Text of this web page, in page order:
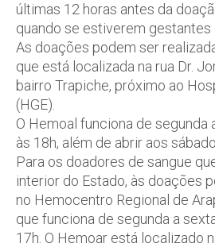
últimas 12 horas antes da
quando se estiverem gestantes
As doações podem ser
que está localizada na rua Dr.
bairro Trapiche, próximo ao
(HGE).
O Hemoal funciona de segunda
às 18h, além de abrir aos
Para os doadores de sangue
interior do Estado, às doações
no Hemocentro Regional de
que funciona de segunda a
17h. O Hemoar está localizado